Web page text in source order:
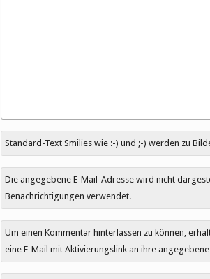
Antwort
zu
Standard-Text Smilies wie :-) und ;-) werden zu
Die angegebene E-Mail-Adresse wird nicht
Benachrichtigungen verwendet.
Um einen Kommentar hinterlassen zu können,
eine E-Mail mit Aktivierungslink an ihre